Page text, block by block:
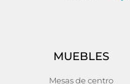
MUEBLES
Mesas de centro